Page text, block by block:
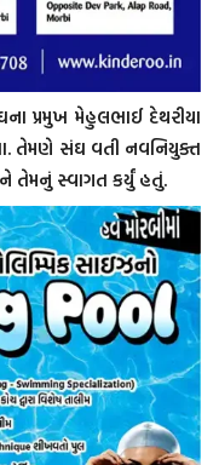
પ્રમુખ મેહુલભાઈ દેથરીયા
તેમણે સંઘ વતી નવનિયુક્ત
તેમનું સ્વાગત કર્યું હતું.